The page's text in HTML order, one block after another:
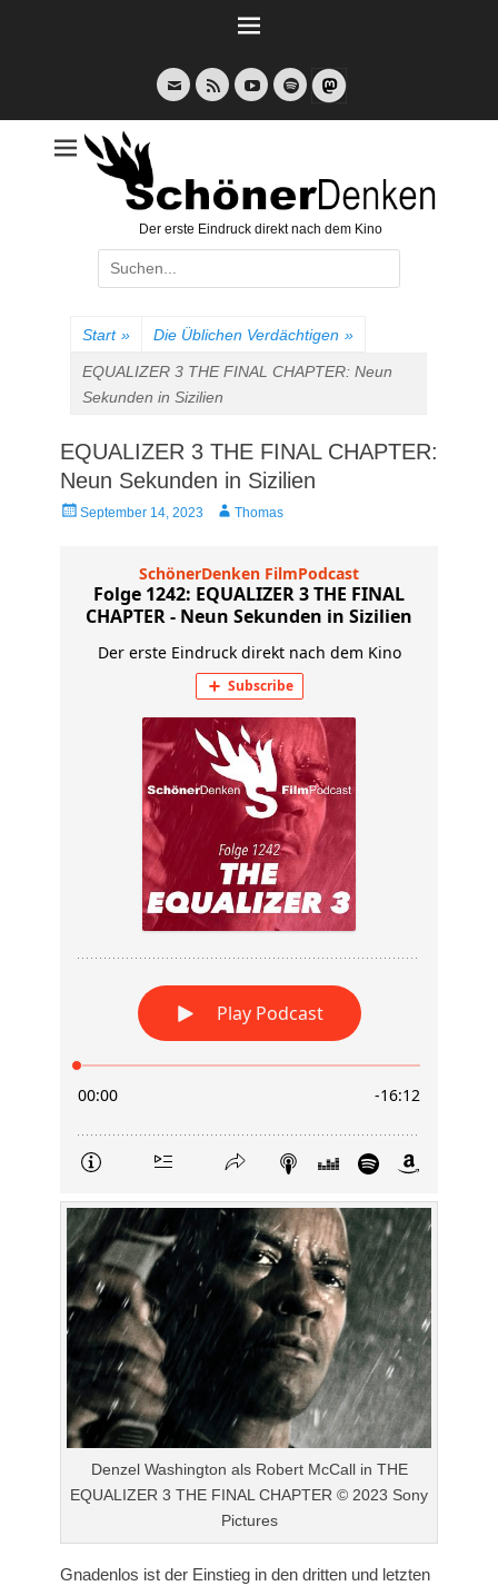
E-
Mail
Feed YouTubeSpotify
Der erste Eindruck direkt nach dem Kino
Suche
nach:
Start » Die Üblichen Verdächtigen »
EQUALIZER 3 THE FINAL CHAPTER: Neun
Sekunden in Sizilien
EQUALIZER 3 THE FINAL CHAPTER:
Neun Sekunden in Sizilien
Veröffentlicht
September 14, 2023 AutorThomas
Denzel Washington als Robert McCall in THE
EQUALIZER 3 THE FINAL CHAPTER © 2023 Sony
Pictures
Gnadenlos ist der Einstieg in den dritten und letzten